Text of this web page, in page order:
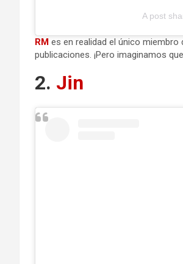
A post
RM es en realidad el único
publicaciones. ¡Pero imaginamos
2. Jin